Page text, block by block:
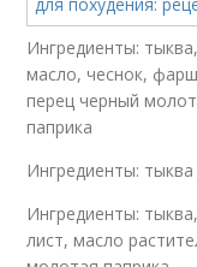
Ингредиенты:
масло, чеснок,
перец черный
паприка
Ингредиенты: тыква
Ингредиенты:
лист, масло